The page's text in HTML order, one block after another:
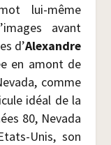
lui-même
avant
d’Alexandre
en amont de
comme
idéal de la
80, Neva­da
Unis, son